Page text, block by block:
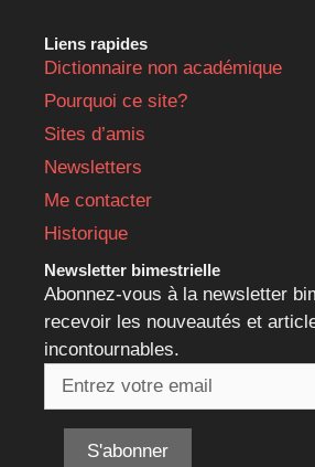
Liens rapides
Dictionnaire non académique
Pourquoi ce site?
Sites d’amis
Newsletters
Me contacter
Historique
Newsletter bimestrielle
Abonnez-vous à la newsletter
recevoir les nouveautés et
incontournables.